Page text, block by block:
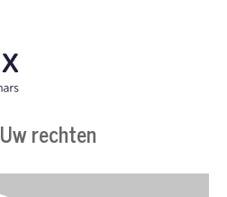
Uw rechten